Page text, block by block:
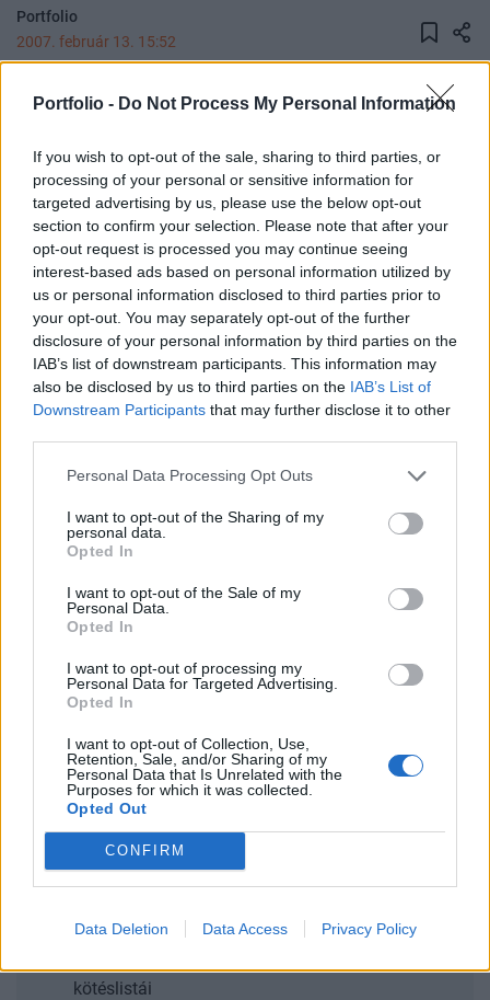
Portfolio - Do Not Process My Personal Information
If you wish to opt-out of the sale, sharing to third parties, or
processing of your personal or sensitive information for
targeted advertising by us, please use the below opt-out
section to confirm your selection. Please note that after your
opt-out request is processed you may continue seeing
interest-based ads based on personal information utilized by
us or personal information disclosed to third parties prior to
your opt-out. You may separately opt-out of the further
disclosure of your personal information by third parties on the
IAB’s list of downstream participants. This information may
also be disclosed by us to third parties on the IAB’s List of
Downstream Participants that may further disclose it to other
Personal Data Processing Opt Outs
I want to opt-out of the Sharing of my
personal data.
Opted In
I want to opt-out of the Sale of my
Personal Data.
Opted In
I want to opt-out of processing my
Personal Data for Targeted Advertising.
Opted In
I want to opt-out of Collection, Use,
Retention, Sale, and/or Sharing of my
Personal Data that Is Unrelated with the
Purposes for which it was collected.
Opted Out
CONFIRM
Data Deletion Data Access Privacy Policy
Portfolio
2007. február 13. 15:52
"Már nagyon közel van a túlfűtöttséghez a román
gazdaságpolitikai konzultációra Bukarestbe
érkező IMF-küldöttség vezetője egy mai
sajtótájékoztatón. A Reuters tudósítása szerint a
Nemzetközi Valutaalap szakértői úgy látják: a
legnagyobb problémát az inflációs veszély és a
folyó fizetési mérleg hiány nagysága jelenti a
román gazdaságban. A kérdés csak az, hogy
mikor válnak kezelhetetlenné a problémák -
figyelmeztetett az IMF-illetékes, aki nagyon
jelentősnek nevezte az idei évi fiskális lazítást (az
államháztartás GDP-arányos hiánya a 2006-os
1.7%-ról 2.8%-ra ugorhat idén).
A gyors gazdasági melletti dinamikus belső fogyasztás- és
bérnövekedés mellett az IMF szerint valószínűleg
jegybank által célzott 3-5%-os sávot (kereslet oldali
infláció), így elképzelhető, hogy a múlt pénteken 75 bp-tal
emelni.Kapcsolódó cikkünk2007.02.10 10:03 Meglepő
dolgokat...
KEDVES OLVASÓNK!
A keresett cikk a portfolio.hu hírarchívumához
tartozik, melynek olvasása előfizetéses
regisztrációhoz kötött.
Portfolio.hu teljes cikkarchívum
kötéslistái